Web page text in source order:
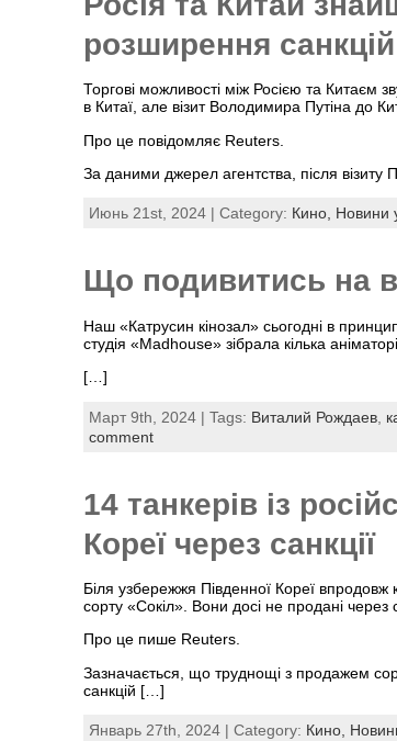
розширення
Торгові можливості між Росією та Китаєм
в Китаї, але візит Володимира Путіна до
Про це повідомляє Reuters.
За даними джерел агентства, після
Июнь 21st, 2024 | Category: Кино, Новини
Що подивитись на
Наш «Катрусин кінозал» сьогодні в
студія «Madhouse» зібрала кілька
[…]
Март 9th, 2024 | Tags: Виталий Рождаев
comment
14 танкерів із
Кореї через санкції
Біля узбережжя Південної Кореї впродовж
сорту «Сокіл». Вони досі не продані
Про це пише Reuters.
Зазначається, що труднощі з продажем
санкцій […]
Январь 27th, 2024 | Category: Кино,